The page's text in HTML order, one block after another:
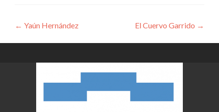
Navegación
de
entradas
← Yaún Hernández El Cuervo Garrido →